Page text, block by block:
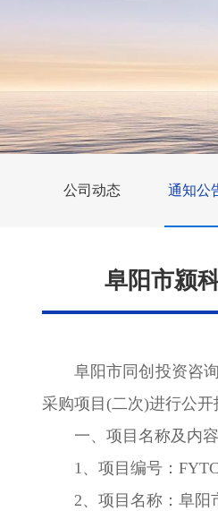
公司动态 通知公
阜阳市颍
阜阳市同创投资咨
采购项目(二次)进行公
一、项目名称及内容
1、项目编号：
2、项目名称：阜